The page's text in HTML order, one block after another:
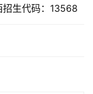
生代码：13568